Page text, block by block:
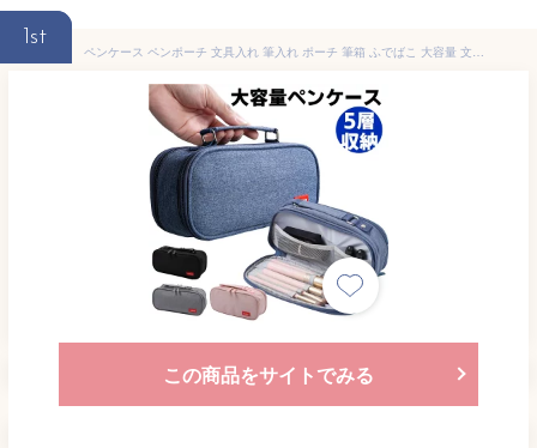
1st
ペンケース ペンポーチ 文具入れ 筆入れ ポーチ 筆箱 ふでばこ 大容量 文房具収納 文房具バッグ 筆記用具 小物入れポーチ 化粧品収納 化粧バッグ りょこバッグ ボックス型ペンケース 収納ポーチ ペンケース筆箱 多機能ペンケース ふで箱
この商品をサイトでみる